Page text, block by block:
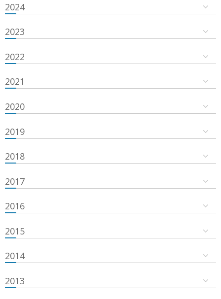
2024
2023
2022
2021
2020
2019
2018
2017
2016
2015
2014
2013